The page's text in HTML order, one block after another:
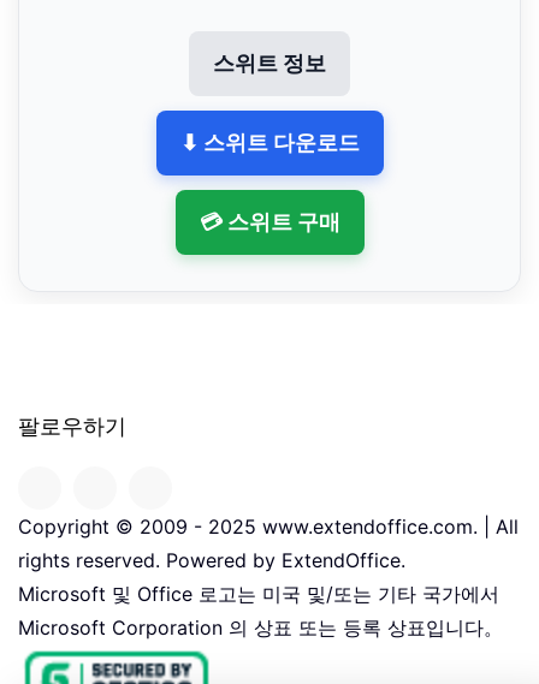
스위트 정보
⬇ 스위트 다운로드
💳 스위트 구매
팔로우하기
Copyright © 2009 - 2025 www.extendoffice.com. | All
rights reserved. Powered by ExtendOffice.
Microsoft 및 Office 로고는 미국 및/또는 기타 국가에서
Microsoft Corporation 의 상표 또는 등록 상표입니다。